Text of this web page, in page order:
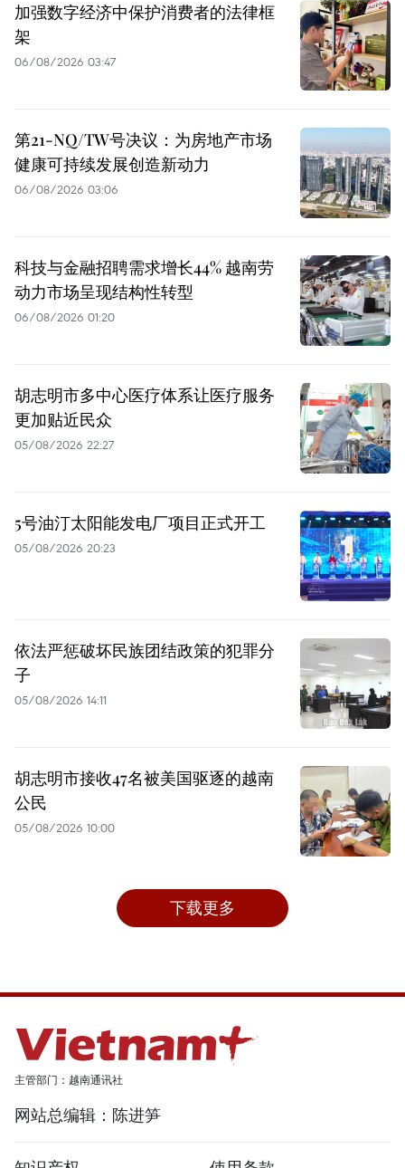
加强数字经济中保护消费者的法律框
架
06/08/2026 03:47
第21-NQ/TW号决议：为房地产市场
健康可持续发展创造新动力
06/08/2026 03:06
科技与金融招聘需求增长44% 越南劳
动力市场呈现结构性转型
06/08/2026 01:20
胡志明市多中心医疗体系让医疗服务
更加贴近民众
05/08/2026 22:27
5号油汀太阳能发电厂项目正式开工
05/08/2026 20:23
依法严惩破坏民族团结政策的犯罪分
子
05/08/2026 14:11
胡志明市接收47名被美国驱逐的越南
公民
05/08/2026 10:00
下载更多
主管部门：越南通讯社
网站总编辑：陈进笋